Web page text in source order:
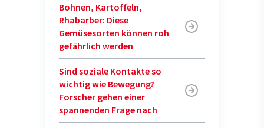
Bohnen, Kartoffeln,
Rhabarber: Diese
Gemüsesorten können roh
gefährlich werden
Sind soziale Kontakte so
wichtig wie Bewegung?
Forscher gehen einer
spannenden Frage nach